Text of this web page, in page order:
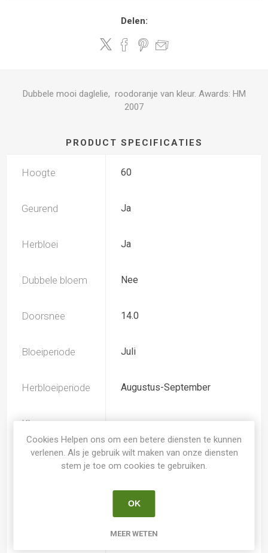
Delen:
Dubbele mooi daglelie, roodoranje van kleur. Awards: HM
2007
PRODUCT SPECIFICATIES
Hoogte 60
Geurend Ja
Herbloei Ja
Dubbele bloem Nee
Doorsnee 14.0
Bloeiperiode Juli
Herbloeiperiode Augustus-September
Kleur
Hemerocallis
Nee
Half- Bladhoudend
Cookies Helpen ons om een betere diensten te kunnen
verlenen. Als je gebruik wilt maken van onze diensten
stem je toe om cookies te gebruiken.
OK
MEER WETEN